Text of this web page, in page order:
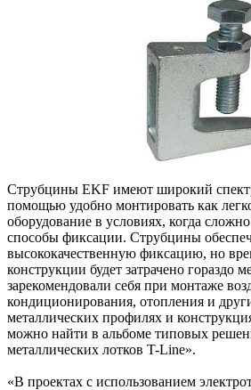
Струбцины EKF имеют широкий
помощью удобно монтировать как
оборудование в условиях, когда
способы фиксации. Струбцины
высококачественную фиксацию, но
конструкции будет затрачено гораздо
зарекомендовали себя при монтаже
кондиционирования, отопления и
металлических профилях и
можно найти в альбоме типовых
металлических лотков T-Line».
«В проектах с использованием